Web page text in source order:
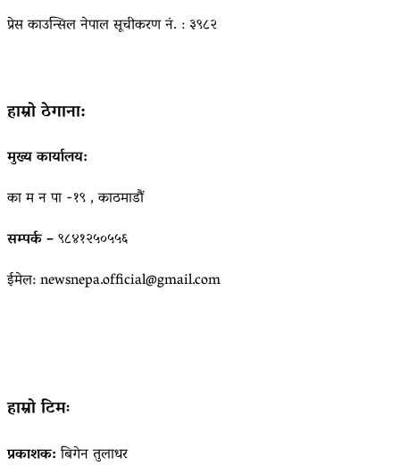
प्रेस काउन्सिल नेपाल सूचीकरण नं. : ३९८२
हाम्रो ठेगाना:
मुख्य कार्यालय:
का म न पा -१९ , काठमाडौं
सम्पर्क –९८४१२५०५५६
ईमेल: newsnepa.official@gmail.com
हाम्रो टिमः
प्रकाशक:बिगेन तुलाधर